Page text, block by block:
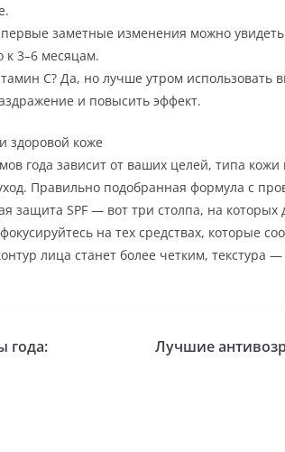
заметные изменения можно увидеть
к 3–6 месяцам.
C? Да, но лучше утром использовать
и повысить эффект.
здоровой коже
года зависит от ваших целей, типа кожи
Правильно подобранная формула с
защита SPF — вот три столпа, на
на тех средствах, которые
лица станет более четким, текстура
года:
Лучшие